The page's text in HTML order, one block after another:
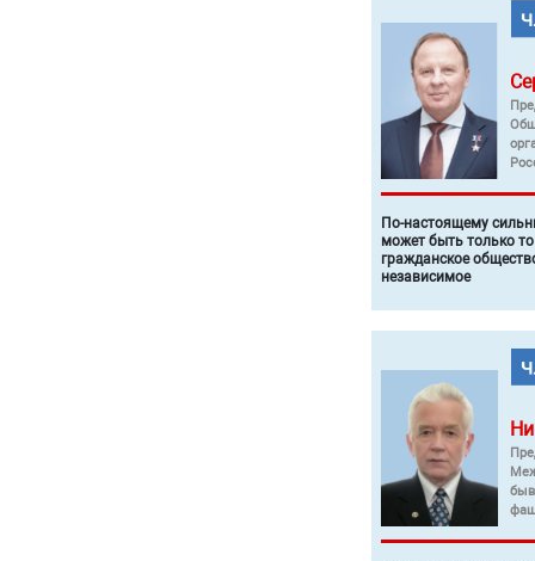
По-настоящему
может быть только
гражданское
независимое